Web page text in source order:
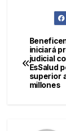
de
iniciará
judicial
EsSalud
superior
millones